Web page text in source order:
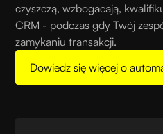
czyszczą, wzbogacają,
CRM - podczas gdy Twój
zamykaniu transakcji.
Dowiedz się więcej o